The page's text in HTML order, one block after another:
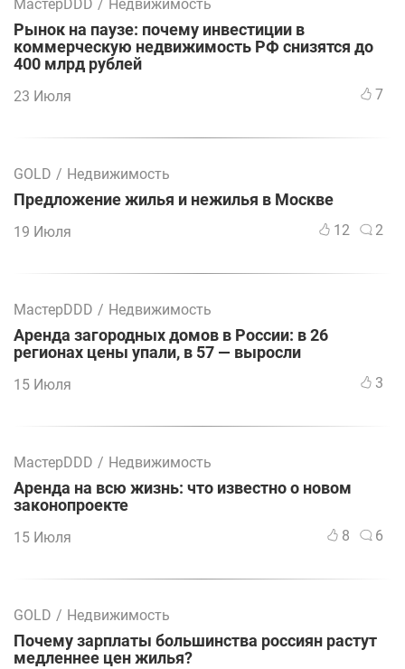
МастерDDD / Недвижимость
Рынок на паузе: почему инвестиции в
коммерческую недвижимость РФ снизятся до
400 млрд рублей
23 Июля 7
GOLD / Недвижимость
Предложение жилья и нежилья в Москве
19 Июля 12 2
МастерDDD / Недвижимость
Аренда загородных домов в России: в 26
регионах цены упали, в 57 — выросли
15 Июля 3
МастерDDD / Недвижимость
Аренда на всю жизнь: что известно о новом
законопроекте
15 Июля 8 6
GOLD / Недвижимость
Почему зарплаты большинства россиян растут
медленнее цен жилья?